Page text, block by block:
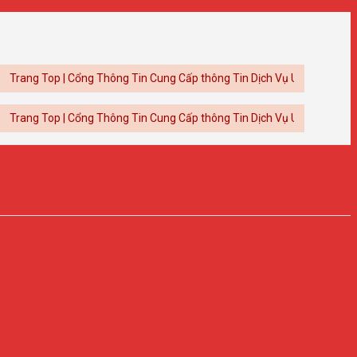
| Cổng Thông Tin Cung Cấp thông Tin Dịch Vụ Uy Tín
| Cổng Thông Tin Cung Cấp thông Tin Dịch Vụ Uy Tín